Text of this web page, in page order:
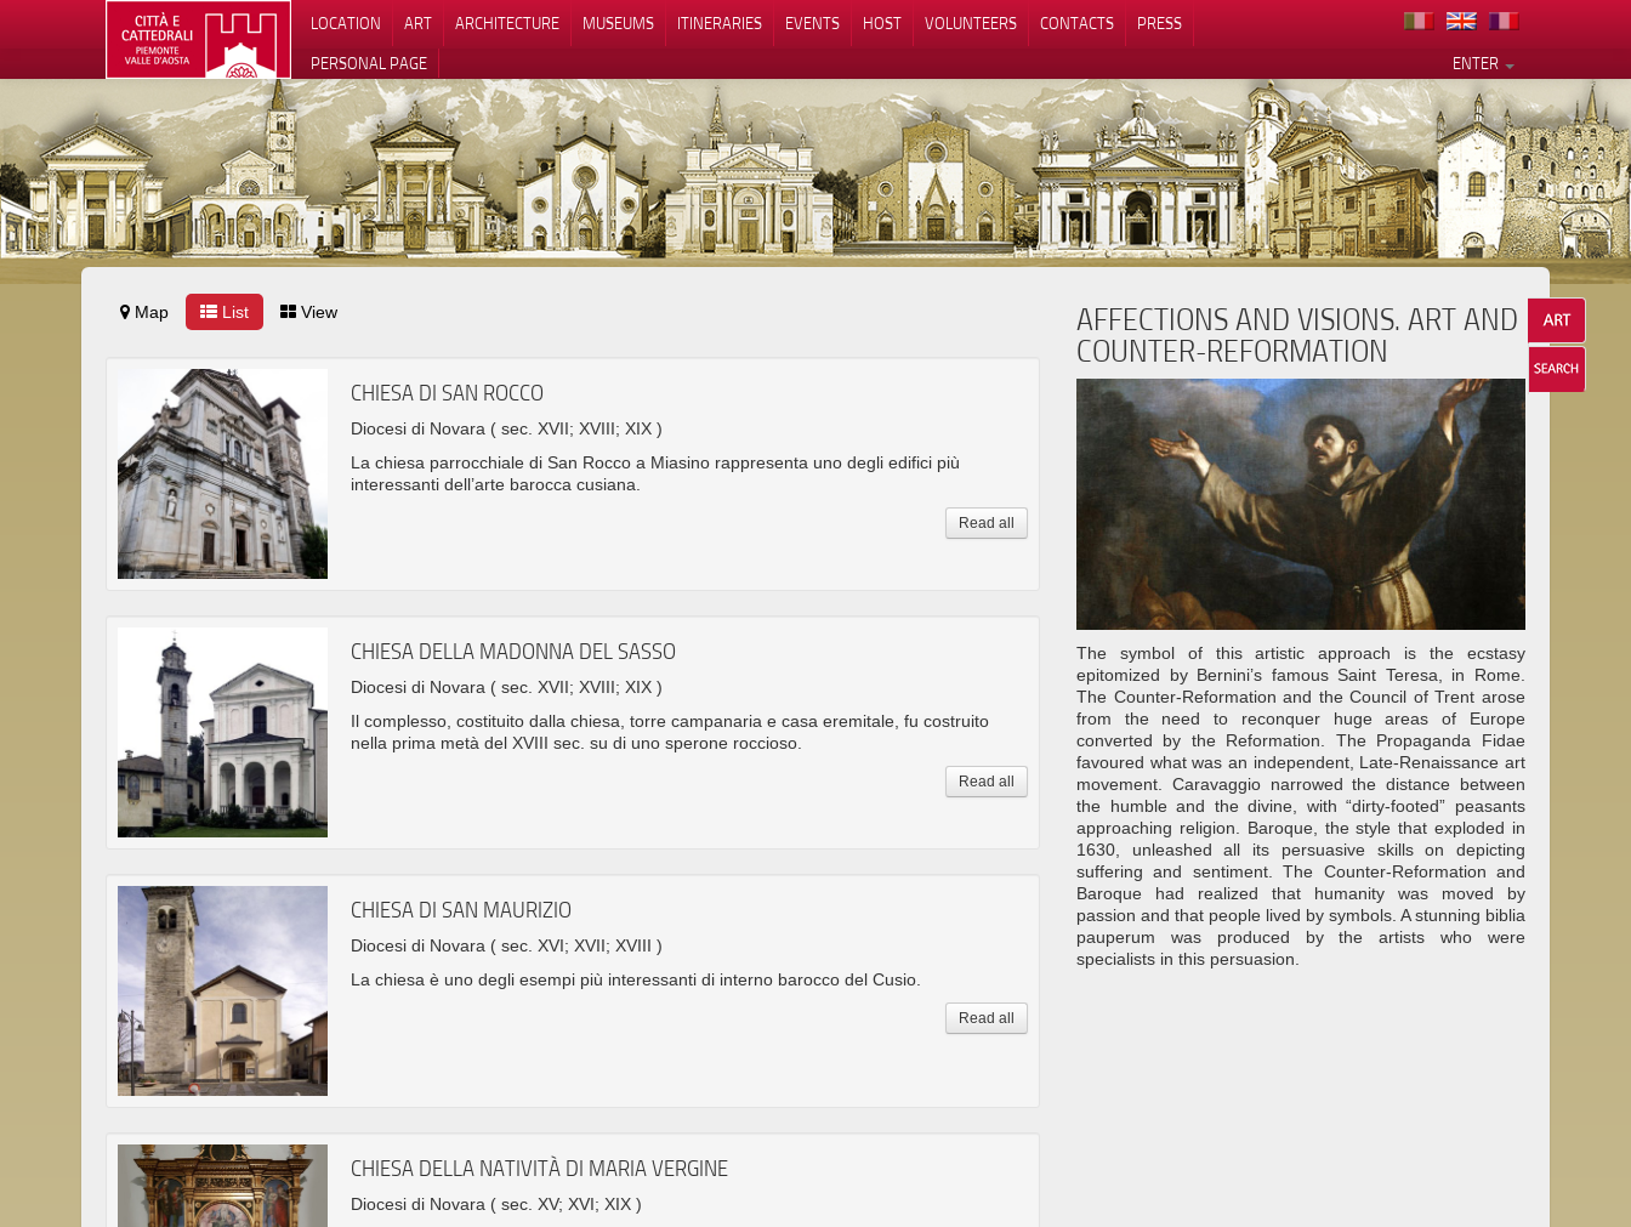
LOCATION ART ARCHITECTURE MUSEUMS ITINERARIES EVENTS HOST VOLUNTEERS CONTACTS
PRESS
ENTER
PERSONAL PAGE
Map List View
CHIESA DI SAN ROCCO
Diocesi di Novara ( sec. XVII; XVIII; XIX )
La chiesa parrocchiale di San Rocco a Miasino rappresenta uno degli edifici più
interessanti dell’arte barocca cusiana.
Read all
CHIESA DELLA MADONNA DEL SASSO
Diocesi di Novara ( sec. XVII; XVIII; XIX )
Il complesso, costituito dalla chiesa, torre campanaria e casa eremitale, fu costruito
nella prima metà del XVIII sec. su di uno sperone roccioso.
Read all
CHIESA DI SAN MAURIZIO
Diocesi di Novara ( sec. XVI; XVII; XVIII )
La chiesa è uno degli esempi più interessanti di interno barocco del Cusio.
Read all
CHIESA DELLA NATIVITÀ DI MARIA VERGINE
Diocesi di Novara ( sec. XV; XVI; XIX )
AFFECTIONS AND VISIONS. ART AND
COUNTER-REFORMATION
The symbol of this artistic approach is the ecstasy
epitomized by Bernini’s famous Saint Teresa, in Rome.
The Counter-Reformation and the Council of Trent arose
from the need to reconquer huge areas of Europe
converted by the Reformation. The Propaganda Fidae
favoured what was an independent, Late-Renaissance art
movement. Caravaggio narrowed the distance between
the humble and the divine, with “dirty-footed” peasants
approaching religion. Baroque, the style that exploded in
1630, unleashed all its persuasive skills on depicting
suffering and sentiment. The Counter-Reformation and
Baroque had realized that humanity was moved by
passion and that people lived by symbols. A stunning biblia
pauperum was produced by the artists who were
specialists in this persuasion.